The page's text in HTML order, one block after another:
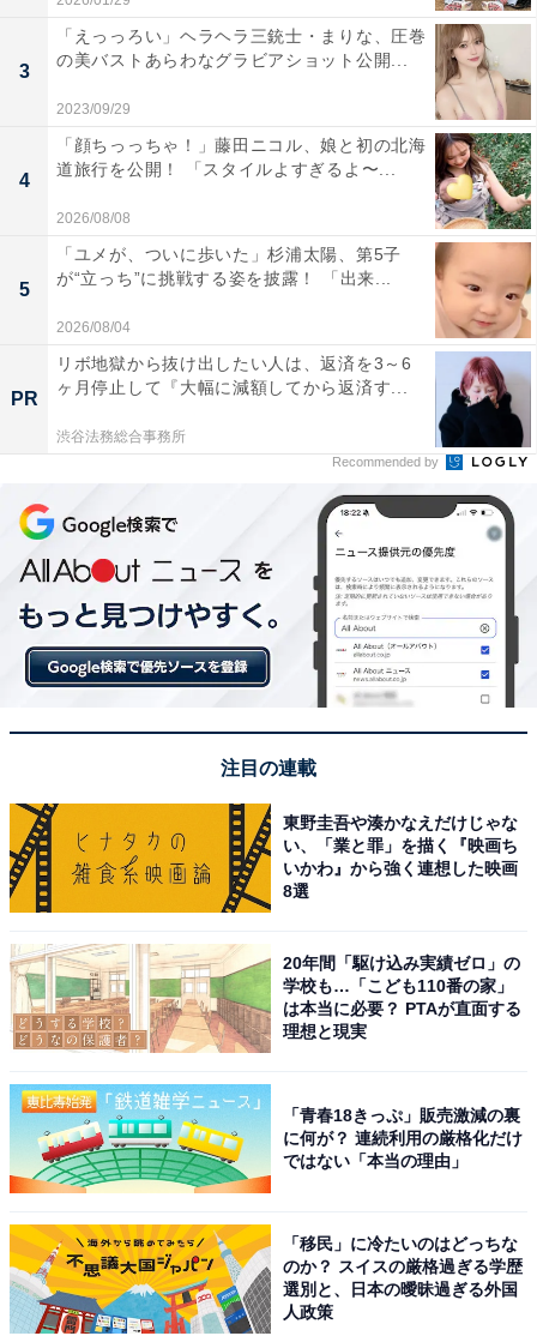
3
「えっっろい」ヘラヘラ三銃士・まりな、圧巻
の美バストあらわなグラビアショット公開...
2023/09/29
4
「顔ちっっちゃ！」藤田ニコル、娘と初の北海
道旅行を公開！ 「スタイルよすぎるよ〜...
2026/08/08
5
「ユメが、ついに歩いた」杉浦太陽、第5子
が“立っち”に挑戦する姿を披露！ 「出来...
2026/08/04
PR
リボ地獄から抜け出したい人は、返済を3～6
ヶ月停止して『大幅に減額してから返済す...
渋谷法務総合事務所
Recommended by
注目の連載
東野圭吾や湊かなえだけじゃな
い、「業と罪」を描く『映画ち
いかわ』から強く連想した映画
8選
20年間「駆け込み実績ゼロ」の
学校も…「こども110番の家」
は本当に必要？ PTAが直面する
理想と現実
「青春18きっぷ」販売激減の裏
に何が？ 連続利用の厳格化だけ
ではない「本当の理由」
「移民」に冷たいのはどっちな
のか？ スイスの厳格過ぎる学歴
選別と、日本の曖昧過ぎる外国
人政策